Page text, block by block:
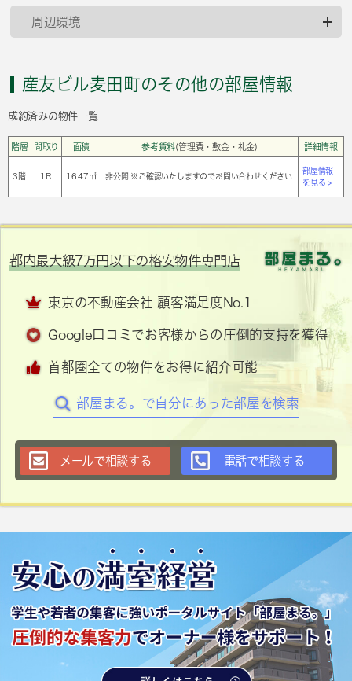
周辺環境
産友ビル麦田町のその他の部屋情報
成約済みの物件一覧
階層 間取り 面積 参考賃料(管理費・敷金・礼金) 詳細情報
3階 1Ｒ 16.47㎡ 非公開 ※ご確認いたしますのでお問い合わせください
部屋情報
を見る >
都内最大級7万円以下の格安物件専門店
東京の不動産会社 顧客満足度No.1
Google口コミでお客様からの圧倒的支持を獲得
首都圏全ての物件をお得に紹介可能
部屋まる。で自分にあった部屋を検索
メールで相談する 電話で相談する